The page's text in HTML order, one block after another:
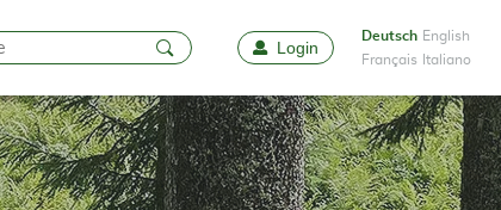
FavoritenLogin
Deutsch English
Français
Italiano